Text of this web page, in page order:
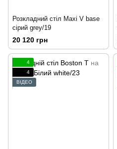
Розкладний стіл Maxi V base
сірий grey/19
20 120 грн
4
4
ВІДЕО